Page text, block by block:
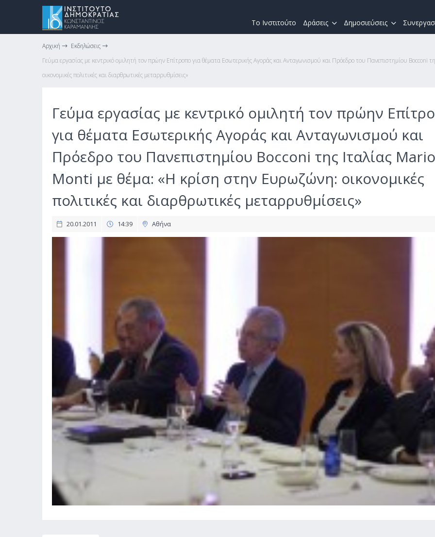
Το Ινστιτούτο Δράσεις Δημοσιεύσεις
Αρχική
Εκδηλώσεις
Γεύμα εργασίας με κεντρικό ομιλητή τον πρώην Επίτροπο για θέματα Εσωτερικής Αγοράς και Ανταγωνισμού και Πρόεδρο του Πανεπιστημίου Bocconi
οικονομικές πολιτικές και διαρθρωτικές μεταρρυθμίσεις»
Γεύμα εργασίας με κεντρικό ομιλητή τον πρώην
για θέματα Εσωτερικής Αγοράς και Ανταγωνισμού και
Πρόεδρο του Πανεπιστημίου Bocconi της Ιταλίας Mario
Monti με θέμα: «Η κρίση στην Ευρωζώνη: οικονομικές
πολιτικές και διαρθρωτικές μεταρρυθμίσεις»
20.01.2011 14:39 Αθήνα